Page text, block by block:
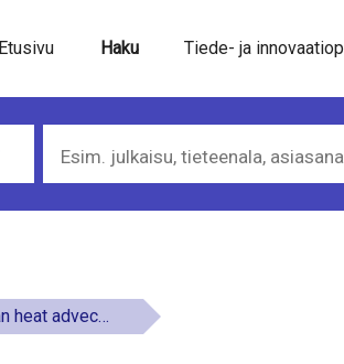
Etusivu Haku Tiede- ja
a citizen weather station network